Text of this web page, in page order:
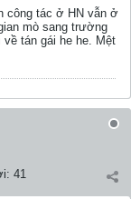
công tác ở HN vẫn ở
mò sang trường
tán gái he he. Mệt
41